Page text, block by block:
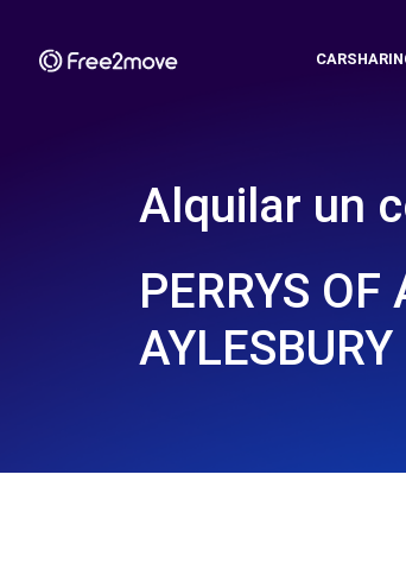
Alquilar un
PERRYS OF